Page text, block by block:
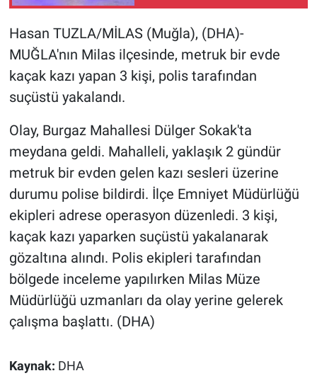
Hasan TUZLA/MİLAS (Muğla), (DHA)-
MUĞLA'nın Milas ilçesinde, metruk bir evde
kaçak kazı yapan 3 kişi, polis tarafından
suçüstü yakalandı.
Olay, Burgaz Mahallesi Dülger Sokak'ta
meydana geldi. Mahalleli, yaklaşık 2 gündür
metruk bir evden gelen kazı sesleri üzerine
durumu polise bildirdi. İlçe Emniyet Müdürlüğü
ekipleri adrese operasyon düzenledi. 3 kişi,
kaçak kazı yaparken suçüstü yakalanarak
gözaltına alındı. Polis ekipleri tarafından
bölgede inceleme yapılırken Milas Müze
Müdürlüğü uzmanları da olay yerine gelerek
çalışma başlattı. (DHA)
Kaynak: DHA